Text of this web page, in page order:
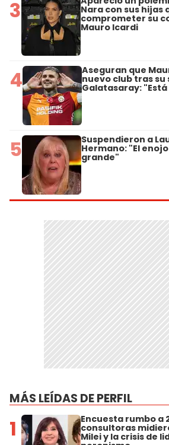
3 Nara con sus hijas
comprometer su
Mauro Icardi
4 Aseguran que
nuevo club tras su
Galatasaray:
5 Suspendieron a
Hermano: "El
grande"
MÁS LEÍDAS DE PERFIL
1 Encuesta rumbo a
consultoras
Milei y la crisis de